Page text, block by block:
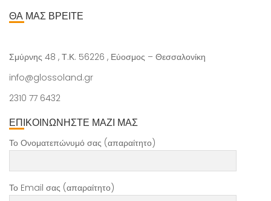
ΘΑ ΜΑΣ ΒΡΕΙΤΕ
Σμύρνης 48 , Τ.Κ. 56226 , Εύοσμος – Θεσσαλονίκη
info@glossoland.gr
2310 77 6432
ΕΠΙΚΟΙΝΩΝΗΣΤΕ ΜΑΖΙ ΜΑΣ
Το Ονοματεπώνυμό σας (απαραίτητο)
Το Email σας (απαραίτητο)